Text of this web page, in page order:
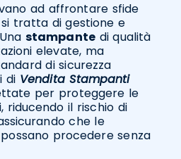
ad affrontare sfide
tratta di gestione e
stampantedi qualità
elevate, ma
di sicurezza
di Vendita Stampanti
per proteggere le
riducendo il rischio di
che le
procedere senza